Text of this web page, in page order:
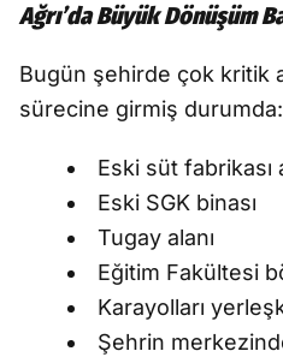
Ağrı’da Büyük Dönüşüm
Bugün şehirde çok kritik
sürecine girmiş durumda:
Eski süt fabrikası
Eski SGK binası
Tugay alanı
Eğitim Fakültesi
Karayolları
Şehrin